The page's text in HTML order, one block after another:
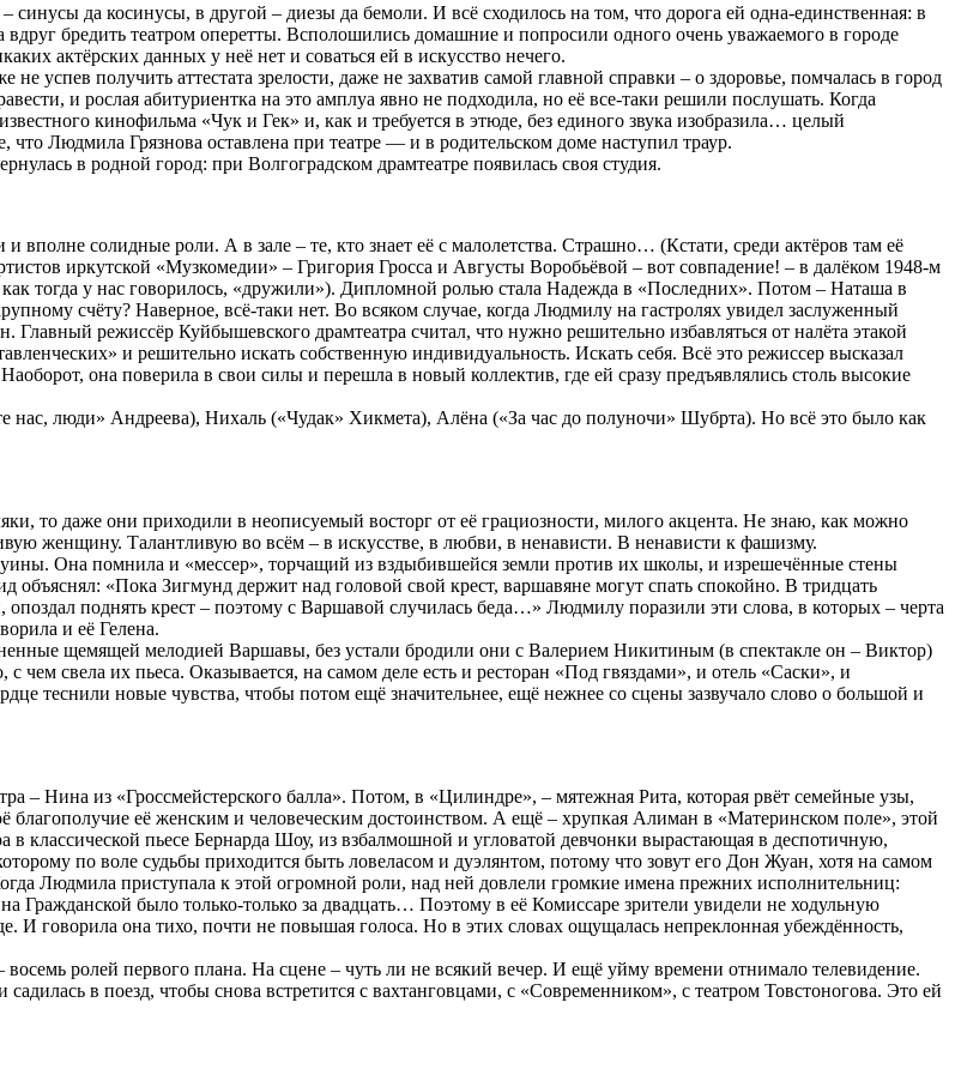
да косинусы, в другой – диезы да бемоли. И всё сходилось на том, что дорога ей одна-единственная: в
бредить театром оперетты. Всполошились домашние и попросили одного очень уважаемого в городе
актёрских данных у неё нет и соваться ей в искусство нечего.
успев получить аттестата зрелости, даже не захватив самой главной справки – о здоровье, помчалась в город
и рослая абитуриентка на это амплуа явно не подходила, но её все-таки решили послушать. Когда
кинофильма «Чук и Гек» и, как и требуется в этюде, без единого звука изобразила… целый
Людмила Грязнова оставлена при театре — и в родительском доме наступил траур.
в родной город: при Волгоградском драмтеатре появилась своя студия.
солидные роли. А в зале – те, кто знает её с малолетства. Страшно… (Кстати, среди актёров там её
иркутской «Музкомедии» – Григория Гросса и Августы Воробьёвой – вот совпадение! – в далёком 1948-м
тогда у нас говорилось, «дружили»). Дипломной ролью стала Надежда в «Последних». Потом – Наташа в
счёту? Наверное, всё-таки нет. Во всяком случае, когда Людмилу на гастролях увидел заслуженный
режиссёр Куйбышевского драмтеатра считал, что нужно решительно избавляться от налёта этакой
и решительно искать собственную индивидуальность. Искать себя. Всё это режиссер высказал
она поверила в свои силы и перешла в новый коллектив, где ей сразу предъявлялись столь высокие
нас, люди» Андреева), Нихаль («Чудак» Хикмета), Алёна («За час до полуночи» Шубрта). Но всё это было как
то даже они приходили в неописуемый восторг от её грациозности, милого акцента. Не знаю, как можно
женщину. Талантливую во всём – в искусстве, в любви, в ненависти. В ненависти к фашизму.
Она помнила и «мессер», торчащий из вздыбившейся земли против их школы, и изрешечённые стены
«Пока Зигмунд держит над головой свой крест, варшавяне могут спать спокойно. В тридцать
поднять крест – поэтому с Варшавой случилась беда…» Людмилу поразили эти слова, в которых – черта
и её Гелена.
щемящей мелодией Варшавы, без устали бродили они с Валерием Никитиным (в спектакле он – Виктор)
чем свела их пьеса. Оказывается, на самом деле есть и ресторан «Под гвяздами», и отель «Саски», и
теснили новые чувства, чтобы потом ещё значительнее, ещё нежнее со сцены зазвучало слово о большой и
– Нина из «Гроссмейстерского балла». Потом, в «Цилиндре», – мятежная Рита, которая рвёт семейные узы,
благополучие её женским и человеческим достоинством. А ещё – хрупкая Алиман в «Материнском поле», этой
классической пьесе Бернарда Шоу, из взбалмошной и угловатой девчонки вырастающая в деспотичную,
по воле судьбы приходится быть ловеласом и дуэлянтом, потому что зовут его Дон Жуан, хотя на самом
Людмила приступала к этой огромной роли, над ней довлели громкие имена прежних исполнительниц:
было только-только за двадцать… Поэтому в её Комиссаре зрители увидели не ходульную
говорила она тихо, почти не повышая голоса. Но в этих словах ощущалась непреклонная убеждённость,
ролей первого плана. На сцене – чуть ли не всякий вечер. И ещё уйму времени отнимало телевидение.
в поезд, чтобы снова встретится с вахтанговцами, с «Современником», с театром Товстоногова. Это ей